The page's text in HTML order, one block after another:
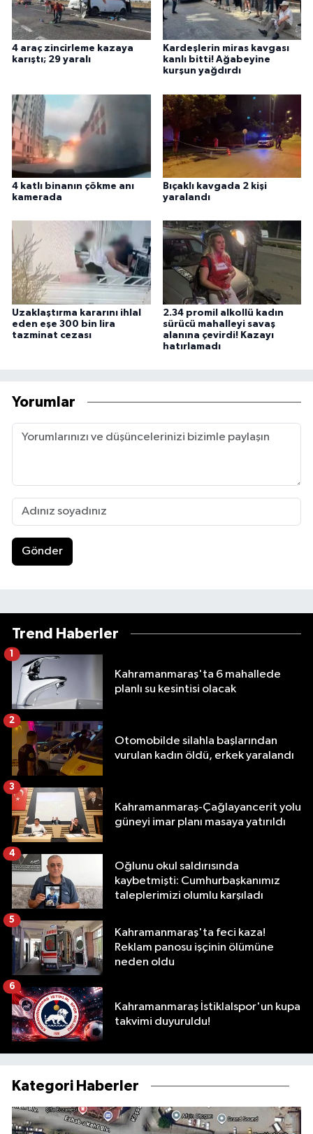
4 araç zincirleme kazaya
karıştı; 29 yaralı
Kardeşlerin miras kavgası
kanlı bitti! Ağabeyine
kurşun yağdırdı
4 katlı binanın çökme anı
kamerada
Bıçaklı kavgada 2 kişi
yaralandı
Uzaklaştırma kararını ihlal
eden eşe 300 bin lira
tazminat cezası
2.34 promil alkollü kadın
sürücü mahalleyi savaş
alanına çevirdi! Kazayı
hatırlamadı
Yorumlar
Gönder
Trend Haberler
Kahramanmaraş'ta 6 mahallede
planlı su kesintisi olacak
1
Otomobilde silahla başlarından
vurulan kadın öldü, erkek yaralandı
2
Kahramanmaraş-Çağlayancerit yolu
güneyi imar planı masaya yatırıldı
3
Oğlunu okul saldırısında
kaybetmişti: Cumhurbaşkanımız
taleplerimizi olumlu karşıladı
4
Kahramanmaraş'ta feci kaza!
Reklam panosu işçinin ölümüne
neden oldu
5
Kahramanmaraş İstiklalspor'un kupa
takvimi duyuruldu!
6
Kategori Haberler